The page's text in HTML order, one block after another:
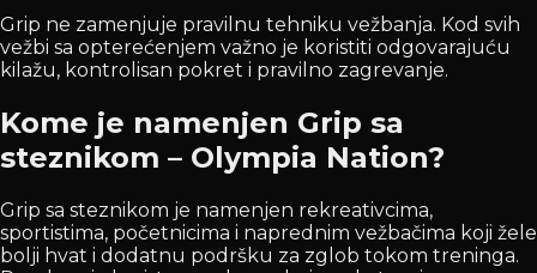
Grip ne zamenjuje pravilnu tehniku vežbanja. Kod svih
vežbi sa opterećenjem važno je koristiti odgovarajuću
kilažu, kontrolisan pokret i pravilno zagrevanje.
Kome je namenjen Grip sa
steznikom – Olympia Nation?
Grip sa steznikom je namenjen rekreativcima,
sportistima, početnicima i naprednim vežbačima koji žele
bolji hvat i dodatnu podršku za zglob tokom treninga.